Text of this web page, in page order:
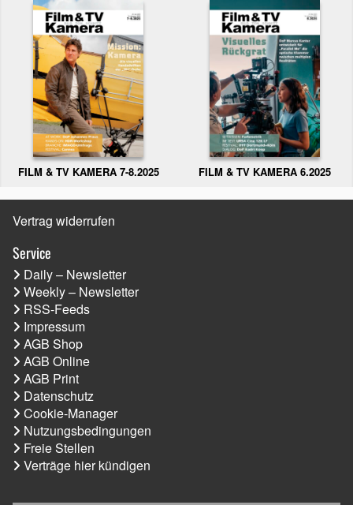
FILM & TV KAMERA 7-8.2025 FILM & TV KAMERA 6.2025
Vertrag widerrufen
Service
Daily – Newsletter
Weekly – Newsletter
RSS-Feeds
Impressum
AGB Shop
AGB Online
AGB Print
Datenschutz
Cookie-Manager
Nutzungsbedingungen
Freie Stellen
Verträge hier kündigen